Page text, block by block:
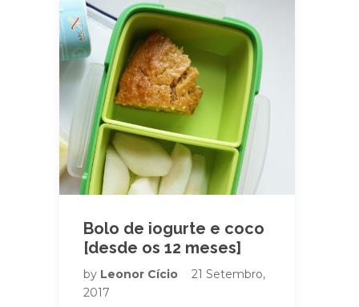
Bolo de iogurte e coco
[desde os 12 meses]
by Leonor Cício
21 Setembro,
2017